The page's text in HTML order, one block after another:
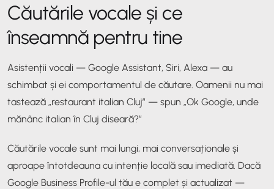
Căutările vocale și ce
înseamnă pentru tine
Asistenții vocali — Google Assistant, Siri, Alexa — au
schimbat și ei comportamentul de căutare. Oamenii nu mai
tastează „restaurant italian Cluj” — spun „Ok Google, unde
mănânc italian în Cluj diseară?”
Căutările vocale sunt mai lungi, mai conversaționale și
aproape întotdeauna cu intenție locală sau imediată. Dacă
Google Business Profile-ul tău e complet și actualizat —